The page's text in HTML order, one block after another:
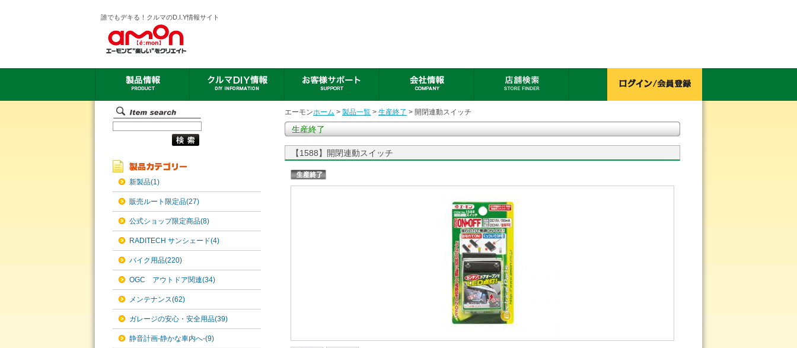
誰でもデキる！クルマのD.I.Y情報サイト
新製品(1)
販売ルート限定品(27)
公式ショップ限定商品(8)
RADITECH サンシェード(4)
バイク用品(220)
OGC アウトドア関連(34)
メンテナンス(62)
ガレージの安心・安全用品(39)
静音計画-静かな車内へ-(9)
エーモンホーム > 製品一覧 > 生産終了 > 開閉連動スイッチ
生産終了
【1588】開閉連動スイッチ